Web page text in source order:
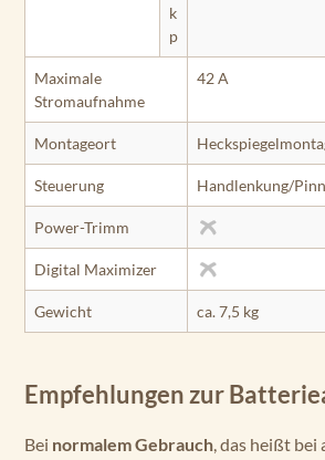
k
p
Maximale
Stromaufnahme
42 A
Montageort
Steuerung Handlenkung/
Power-Trimm
Digital Maximizer
Gewicht ca. 7,5 kg
Empfehlungen zur
Bei normalem Gebrauch, das heißt bei